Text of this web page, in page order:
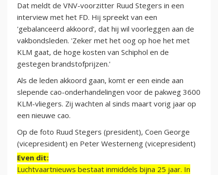
Dat meldt de VNV-voorzitter Ruud Stegers in een
interview met het FD. Hij spreekt van een
'gebalanceerd akkoord', dat hij wil voorleggen aan de
vakbondsleden. 'Zeker met het oog op hoe het met
KLM gaat, de hoge kosten van Schiphol en de
gestegen brandstofprijzen.'
Als de leden akkoord gaan, komt er een einde aan
slepende cao-onderhandelingen voor de pakweg 3600
KLM-vliegers. Zij wachten al sinds maart vorig jaar op
een nieuwe cao.
Op de foto Ruud Stegers (president), Coen George
(vicepresident) en Peter Westerneng (vicepresident)
Even dit:
Luchtvaartnieuws bestaat inmiddels bijna 25 jaar. In